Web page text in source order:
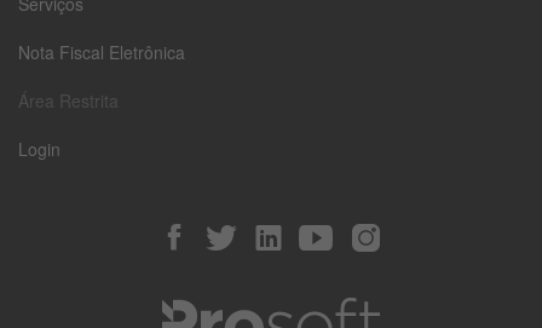
Nota Fiscal Eletrônica
Área Restrita
Login